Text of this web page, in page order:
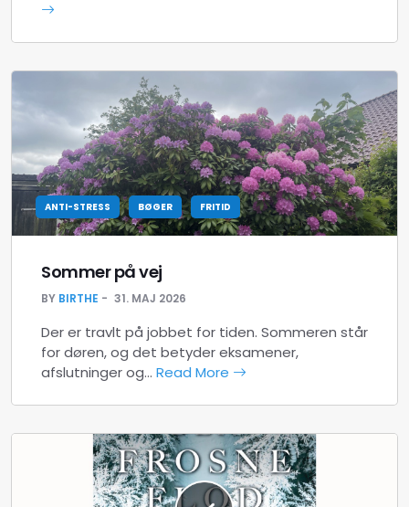
ANTI-STRESS BØGER FRITID
Sommer på vej
BY BIRTHE 31. MAJ 2026
Der er travlt på jobbet for tiden. Sommeren står
for døren, og det betyder eksamener,
afslutninger og… Read More